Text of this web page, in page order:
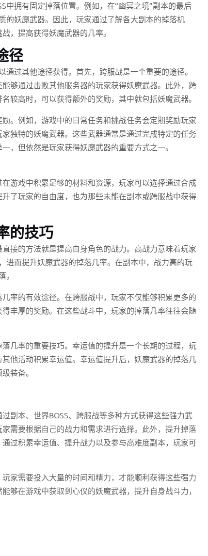
中拥有固定掉落位置。例如，在“幽冥之境”副本的最后
的妖魔武器。因此，玩家通过了解各大副本的掉落机
，提高获得妖魔武器的几率。
径
过其他途径获得。首先，跨服战是一个重要的途径。
够通过击败其他服务器的玩家获得妖魔武器。此外，跨
较高时，可以获得额外的奖励，其中就包括妖魔武器。
。例如，游戏中的日常任务和挑战任务会定期奖励玩家
独特的妖魔武器。这些武器通常是通过完成特定的任务
，但依然是玩家获得妖魔武器的重要方式之一。
游戏中积累足够的材料和资源，玩家可以选择通过合成
了玩家的自由度，也为那些未能在副本或跨服战中获得
的技巧
接的方法就是提高自身角色的战力。高战力意味着玩家
进而提升妖魔武器的掉落几率。在副本中，战力高的玩
。
率的有效途径。在跨服战中，玩家不仅能够积累更多的
丰厚的奖励。在这些战斗中，玩家的掉落几率往往会随
几率的重要技巧。幸运值的提升是一个长期的过程，玩
他活动积累幸运值。幸运值提升后，妖魔武器的掉落几
装备。
副本、世界BOSS、跨服战等多种方式获得这些强力武
需要根据自己的战力和需求进行选择。此外，提升掉落
过积累幸运值、提升战力以及参与高难度副本，玩家可
家需要投入大量的时间和精力，才能顺利获得这些强力
够在游戏中获取到心仪的妖魔武器，提升自身战斗力，